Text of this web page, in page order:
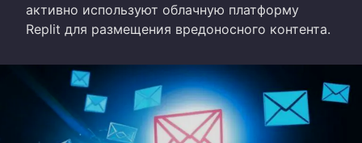
активно используют облачную платформу
Replit для размещения вредоносного контента.